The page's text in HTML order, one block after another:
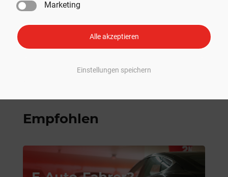
Marketing
Alle akzeptieren
Einstellungen speichern
Empfohlen